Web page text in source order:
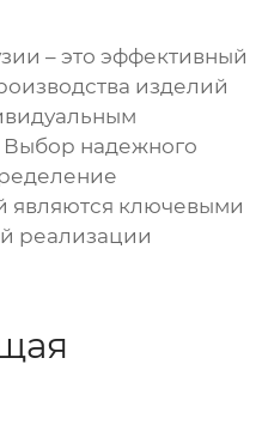
– это эффективный
изделий
Выбор надежного
являются ключевыми
реализации